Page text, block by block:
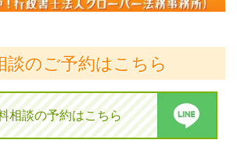
談のご予約はこちら
相談の予約はこちら